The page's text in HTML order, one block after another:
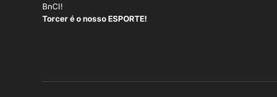
BnCI!
Torcer é o nosso ESPORTE!